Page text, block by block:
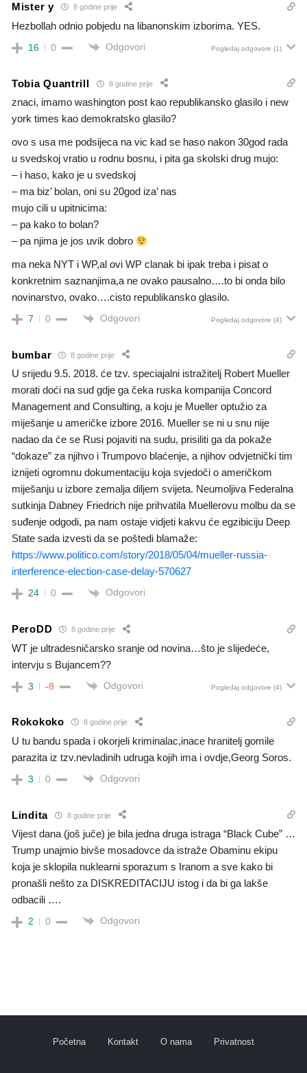
Mister y 8 godine prije
Hezbollah odnio pobjedu na libanonskim izborima. YES.
16 0 Odgovori Pogledaj odgovore (1)
Tobia Quantrill 8 godine prije
znaci, imamo washington post kao republikansko glasilo i new
york times kao demokratsko glasilo?
ovo s usa me podsijeca na vic kad se haso nakon 30god rada
u svedskoj vratio u rodnu bosnu, i pita ga skolski drug mujo:
– i haso, kako je u svedskoj
– ma biz’ bolan, oni su 20god iza’ nas
mujo cili u upitnicima:
– pa kako to bolan?
– pa njima je jos uvik dobro
ma neka NYT i WP,al ovi WP clanak bi ipak treba i pisat o
konkretnim saznanjima,a ne ovako pausalno….to bi onda bilo
novinarstvo, ovako….cisto republikansko glasilo.
7 0 Odgovori Pogledaj odgovore (4)
bumbar 8 godine prije
U srijedu 9.5. 2018. će tzv. speciajalni istražitelj Robert Mueller
morati doći na sud gdje ga čeka ruska kompanija Concord
Management and Consulting, a koju je Mueller optužio za
miješanje u američke izbore 2016. Mueller se ni u snu nije
nadao da će se Rusi pojaviti na sudu, prisiliti ga da pokaže
“dokaze” za njihvo i Trumpovo blaćenje, a njihov odvjetnički tim
iznijeti ogromnu dokumentaciju koja svjedoči o američkom
miješanju u izbore zemalja diljem svijeta. Neumoljiva Federalna
sutkinja Dabney Friedrich nije prihvatila Muellerovu molbu da se
suđenje odgodi, pa nam ostaje vidjeti kakvu će egzibiciju Deep
State sada izvesti da se poštedi blamaže:
https://www.politico.com/story/2018/05/04/mueller-russia-
interference-election-case-delay-570627
24 0 Odgovori
PeroDD 8 godine prije
WT je ultradesničarsko sranje od novina…što je slijedeće,
intervju s Bujancem??
3 -8 Odgovori Pogledaj odgovore (4)
Rokokoko 8 godine prije
U tu bandu spada i okorjeli kriminalac,inace hranitelj gomile
parazita iz tzv.nevladinih udruga kojih ima i ovdje,Georg Soros.
3 0 Odgovori
Lindita 8 godine prije
Vijest dana (još juče) je bila jedna druga istraga “Black Cube” …
Trump unajmio bivše mosadovce da istraže Obaminu ekipu
koja je sklopila nuklearni sporazum s Iranom a sve kako bi
pronašli nešto za DISKREDITACIJU istog i da bi ga lakše
odbacili ….
2 0 Odgovori
Početna Kontakt O nama Privatnost